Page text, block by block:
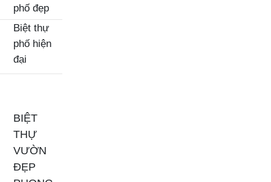
phố đẹp
Biệt thự
phố hiện
đại
BIỆT
THỰ
VƯỜN
ĐẸP